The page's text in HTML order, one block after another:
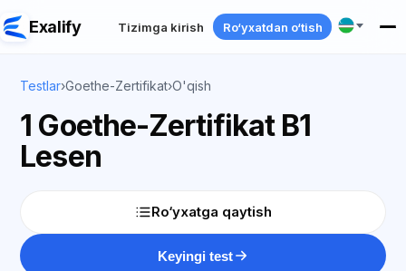
Exalify Tizimga kirish Ro‘yxatdan o‘tish
Testlar›Goethe-Zertifikat›O'qish
1 Goethe-Zertifikat B1
Lesen
Ro‘yxatga qaytish
Keyingi test